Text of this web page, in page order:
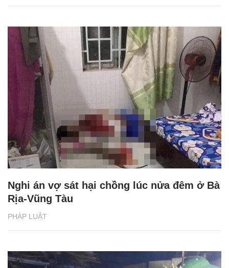
PHÁP LUẬT
Nghi án vợ sát hại chồng lúc nửa đêm ở Bà
Rịa-Vũng Tàu